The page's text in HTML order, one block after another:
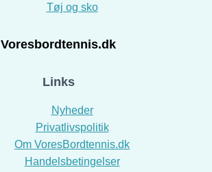
Tøj og sko
Voresbordtennis.dk
Links
Nyheder
Privatlivspolitik
Om VoresBordtennis.dk
Handelsbetingelser